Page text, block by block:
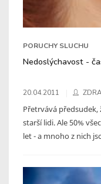
PORUCHY SLUCHU
Nedoslýchavost -
20.04.2011
Přetrvává
starší lidi. Ale 50%
let - a mnoho z nich